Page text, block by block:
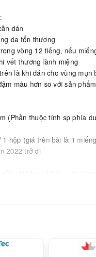
dán
da tổn thương
vòng 12 tiếng, nếu
vết thương lành miệng
là khi dán cho vùng
màu hơn so với sản
(Phần thuộc tính sp phía
1 hộp (giá trên bài là 1
2022 trở đi
vết thương hở, hoặc
1 miếng lớn cứ thế cắt
cắt ra thành 20-25
hút mụn với mụn đã nặn,